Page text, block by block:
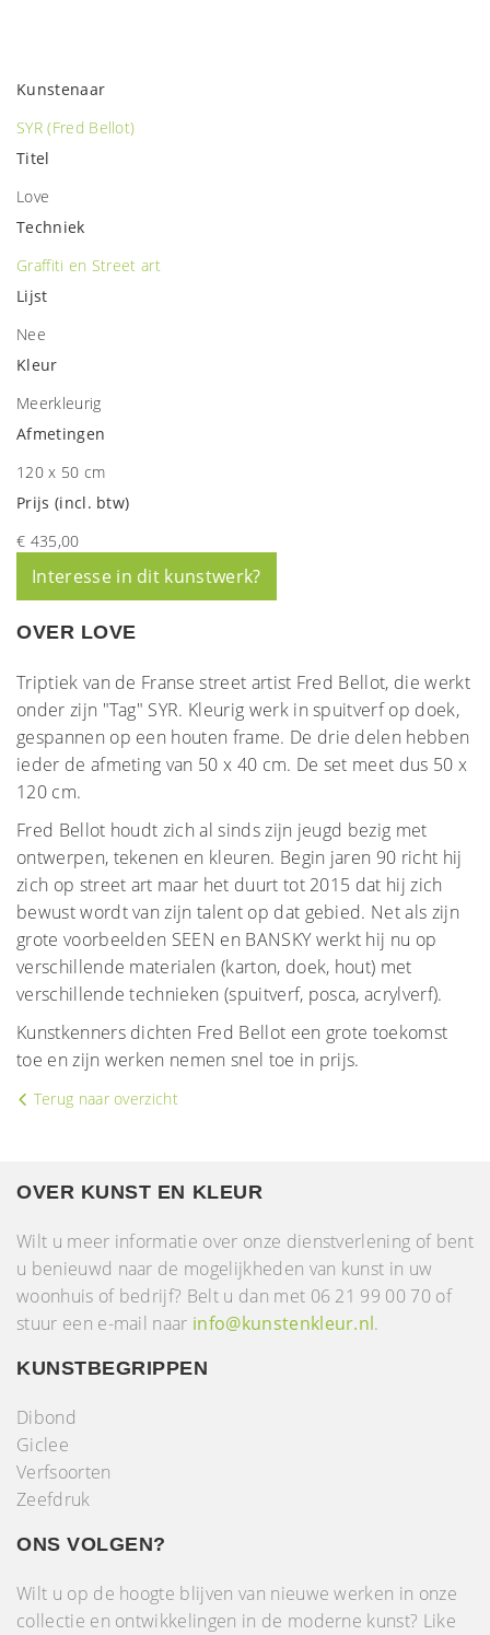
Kunstenaar
SYR (Fred Bellot)
Titel
Love
Techniek
Graffiti en Street art
Lijst
Nee
Kleur
Meerkleurig
Afmetingen
120 x 50 cm
Prijs (incl. btw)
€ 435,00
Interesse in dit kunstwerk?
OVER LOVE
Triptiek van de Franse street artist Fred Bellot, die werkt
onder zijn "Tag" SYR. Kleurig werk in spuitverf op doek,
gespannen op een houten frame. De drie delen hebben
ieder de afmeting van 50 x 40 cm. De set meet dus 50 x
120 cm.
Fred Bellot houdt zich al sinds zijn jeugd bezig met
ontwerpen, tekenen en kleuren. Begin jaren 90 richt hij
zich op street art maar het duurt tot 2015 dat hij zich
bewust wordt van zijn talent op dat gebied. Net als zijn
grote voorbeelden SEEN en BANSKY werkt hij nu op
verschillende materialen (karton, doek, hout) met
verschillende technieken (spuitverf, posca, acrylverf).
Kunstkenners dichten Fred Bellot een grote toekomst
toe en zijn werken nemen snel toe in prijs.
Terug naar overzicht
OVER KUNST EN KLEUR
Wilt u meer informatie over onze dienstverlening of bent
u benieuwd naar de mogelijkheden van kunst in uw
woonhuis of bedrijf? Belt u dan met 06 21 99 00 70 of
stuur een e-mail naar info@kunstenkleur.nl.
KUNSTBEGRIPPEN
Dibond
Giclee
Verfsoorten
Zeefdruk
ONS VOLGEN?
Wilt u op de hoogte blijven van nieuwe werken in onze
collectie en ontwikkelingen in de moderne kunst? Like